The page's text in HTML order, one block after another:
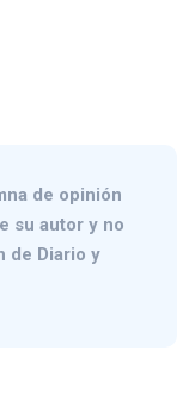
de opinión
su autor y no
de Diario y